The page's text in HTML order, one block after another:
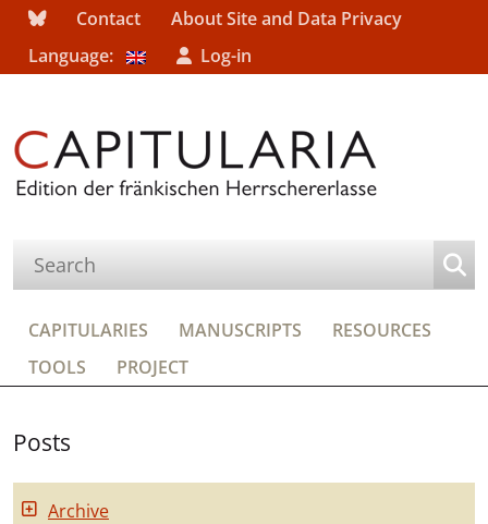
Contact
About Site and Data Privacy
Language:
Log-in
CAPITULARIES MANUSCRIPTS
RESOURCES
TOOLS
PROJECT
Posts
Archive